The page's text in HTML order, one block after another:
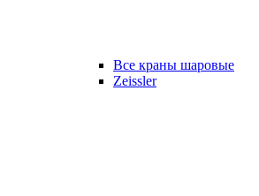
Все краны шаровые
Zeissler